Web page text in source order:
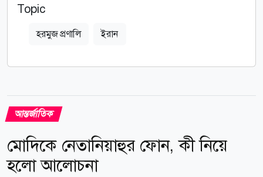
Topic
হরমুজ প্রণালি ইরান
আন্তর্জাতিক
মোদিকে নেতানিয়াহুর ফোন, কী নিয়ে
হলো আলোচনা